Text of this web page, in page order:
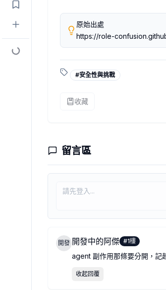
MingTech
2026-06-27T00:48:14.774+00:00
原始出處
https://role-
#安全性與挑戰
收藏
留言區
開發 開發中的阿傑 #1樓
agent 副作用那條要分開，記
收起回覆